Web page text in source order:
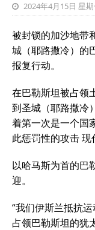
2024年4月15日 星
被封锁的加沙地带
城（耶路撒冷）的
报复行动。
在巴勒斯坦被占
到圣城（耶路撒冷
着第一次是一个国
此惩罚性的攻击 现
以哈马斯为首的巴
迎。
“我们伊斯兰抵抗
占领巴勒斯坦的犹